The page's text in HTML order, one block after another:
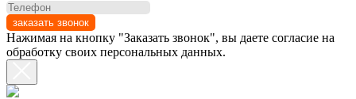
заказать звонок
Нажимая на кнопку "Заказать звонок", вы даете согласие на
обработку своих персональных данных.